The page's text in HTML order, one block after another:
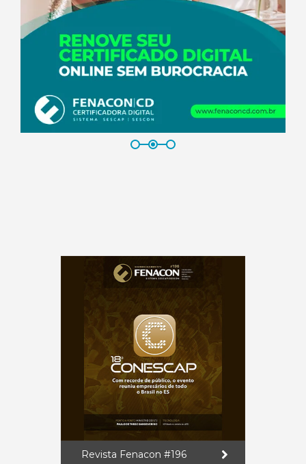
Revista Fenacon #196